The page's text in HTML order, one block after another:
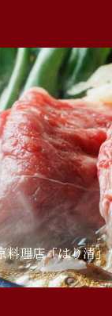
理店「はり清